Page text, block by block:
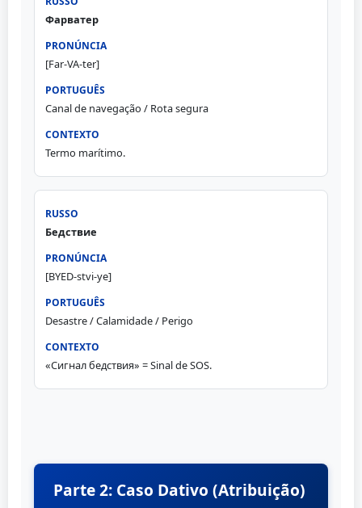
Фарватер
[Far-VA-ter]
Canal de navegação / Rota segura
Termo marítimo.
Бедствие
[BYED-stvi-ye]
Desastre / Calamidade / Perigo
«Сигнал бедствия» = Sinal de SOS.
Parte 2: Caso Dativo (Atribuição)